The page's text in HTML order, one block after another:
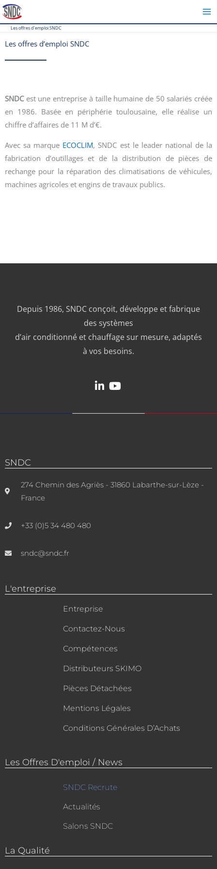
Aller
au
contenu
Les offres d’emploi SNDC
Les offres d’emploi SNDC
SNDC est une entreprise à taille humaine de 50 salariés créée
en 1986. Basée en périphérie toulousaine, elle réalise un
chiffre d’affaires de 11 M d’€.
Avec sa marque ECOCLIM, SNDC est le leader national de la
fabrication d’outillages et de la distribution de pièces de
rechange pour la réparation des climatisations de véhicules,
machines agricoles et engins de travaux publics.
Depuis 1986, SNDC conçoit, développe et fabrique
des systèmes
d’air conditionné et chauffage sur mesure, adaptés
à vos besoins.
SNDC
274 Chemin des Agriès - 31860 Labarthe-sur-Lèze -
France
+33 (0)5 34 480 480
sndc@sndc.fr
L'entreprise
Entreprise
Contactez-Nous
Compétences
Distributeurs SKIMO
Pièces Détachées
Mentions Légales
Conditions Générales D’Achats
Les Offres D'emploi / News
SNDC Recrute
Actualités
Salons SNDC
La Qualité